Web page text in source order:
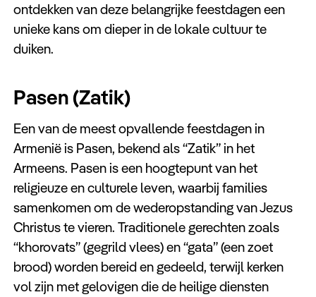
ontdekken van deze belangrijke feestdagen een
unieke kans om dieper in de lokale cultuur te
duiken.
Pasen (Zatik)
Een van de meest opvallende feestdagen in
Armenië is Pasen, bekend als “Zatik” in het
Armeens. Pasen is een hoogtepunt van het
religieuze en culturele leven, waarbij families
samenkomen om de wederopstanding van Jezus
Christus te vieren. Traditionele gerechten zoals
“khorovats” (gegrild vlees) en “gata” (een zoet
brood) worden bereid en gedeeld, terwijl kerken
vol zijn met gelovigen die de heilige diensten